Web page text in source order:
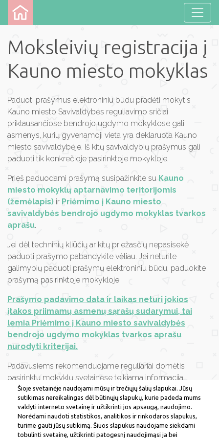
Moksleivių registracija į
Kauno miesto mokyklas
Paduoti prašymus elektroniniu būdu pradėti mokytis
Kauno miesto Savivaldybės reguliavimo sričiai
priklausančiose bendrojo ugdymo mokyklose gali
asmenys, kurių gyvenamoji vieta yra deklaruota Kauno
miesto savivaldybėje. Iš kitų savivaldybių prašymus gali
paduoti tik konkrečioje pasirinktoje mokykloje.
Prieš paduodami prašymą susipažinkite su Kauno
miesto mokyklų aptarnavimo teritorijomis
(žemėlapis) ir Priėmimo į Kauno miesto
savivaldybės bendrojo ugdymo mokyklas tvarkos
aprašu.
Jei dėl techninių kliūčių ar kitų priežasčių nepasisekė
paduoti prašymo pabandykite vėliau. Jei neturite
galimybių paduoti prašymų elektroniniu būdu, paduokite
prašymą pasirinktoje mokykloje.
Prašymo padavimo data ir laikas neturi jokios
įtakos priimamų asmenų sąrašų sudarymui, tai
lemia Priėmimo į Kauno miesto savivaldybės
bendrojo ugdymo mokyklas tvarkos aprašu
nurodyti kriterijai.
Padavusiems rekomenduojame reguliariai domėtis
pasirinktų mokyklų svetainėse teikiama informacija.
Keičiant deklaraciją, informacija iš gyventojų registro
informacinėje prašymų padavimo sistemoje, pagal sutartį,
pasikeičia iki kito mėnesio 10 dienos.
Šioje svetainėje naudojami mūsų ir trečiųjų šalių slapukai. Jūsų
sutikimas nereikalingas dėl būtinųjų slapukų, kurie padeda mums
valdyti interneto svetainę ir užtikrinti jos apsaugą, naudojimo.
Norėdami naudoti statistikos, analitikos ir rinkodaros slapukus,
turime gauti jūsų sutikimą. Šiuos slapukus naudojame siekdami
tobulinti svetainę, užtikrinti patogesnį naudojimąsi ja bei